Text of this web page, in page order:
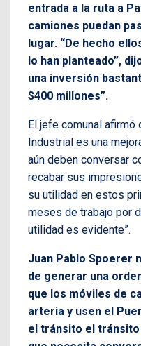
entrada a la ruta a
camiones puedan
lugar. “De hecho
lo han planteado”,
una inversión
$400 millones”.
El jefe comunal
Industrial es una
aún deben conversar
recabar sus
su utilidad en estos
meses de trabajo por
utilidad es evidente”.
Juan Pablo Spoerer
de generar una
que los móviles de
arteria y usen el
el tránsito el